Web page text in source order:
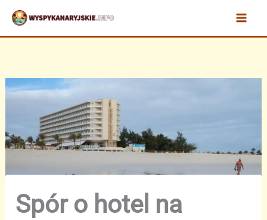
Przejdź
treści
Spór o hotel na